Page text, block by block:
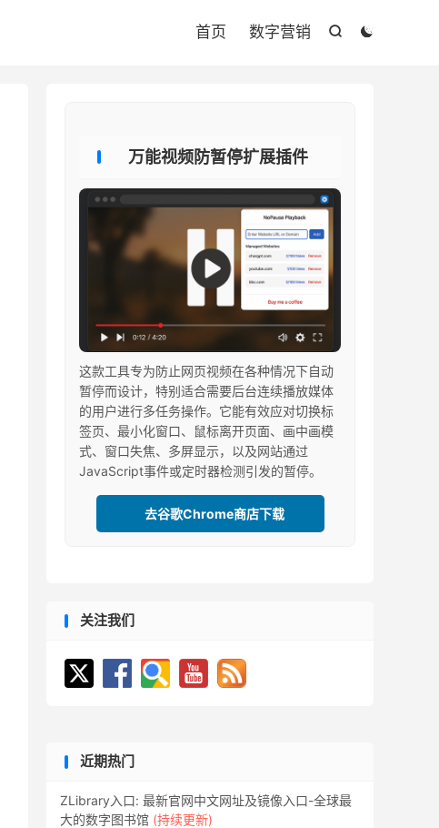


首页 数字营销
万能视频防暂停扩展插件
这款工具专为防止网页视频在各种情况下自动
暂停而设计，特别适合需要后台连续播放媒体
的用户进行多任务操作。它能有效应对切换标
签页、最小化窗口、鼠标离开页面、画中画模
式、窗口失焦、多屏显示，以及网站通过
JavaScript事件或定时器检测引发的暂停。
去谷歌Chrome商店下载
关注我们
近期热门
ZLibrary入口: 最新官网中文网址及镜像入口-全球最
大的数字图书馆 (持续更新)